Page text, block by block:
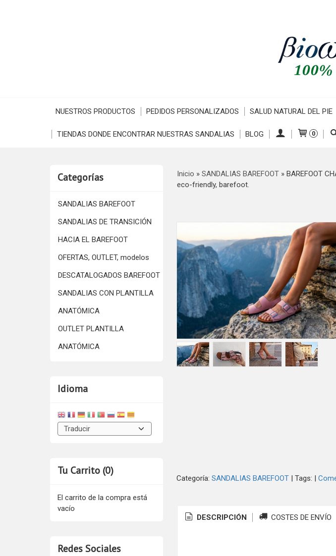
NUESTROS PRODUCTOS PEDIDOS PERSONALIZADOS SALUD NATURAL DEL PIE
TIENDAS DONDE ENCONTRAR NUESTRAS SANDALIAS BLOG 0
Categorías
SANDALIAS BAREFOOT
SANDALIAS DE TRANSICIÓN
HACIA EL BAREFOOT
OFERTAS, OUTLET, modelos
DESCATALOGADOS BAREFOOT
SANDALIAS CON PLANTILLA
ANATÓMICA
OUTLET PLANTILLA
ANATÓMICA
Idioma
Tu Carrito (0)
El carrito de la compra está
vacío
Redes Sociales
Inicio » SANDALIAS BAREFOOT» BAREFOOT
eco-friendly, barefoot.
Categoría: SANDALIAS BAREFOOT| Tags: |
DESCRIPCIÓN COSTES DE ENVÍO